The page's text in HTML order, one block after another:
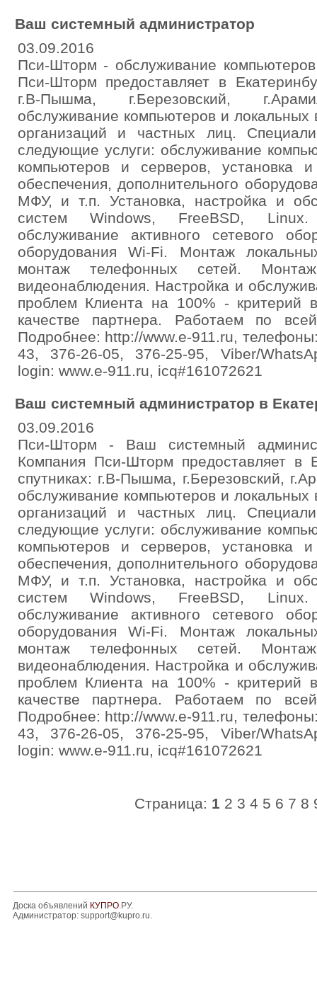
Ваш системный администратор
03.09.2016
Пси-Шторм - обслуживание
Пси-Шторм предоставляет в
г.В-Пышма, г.Березовский,
обслуживание компьютеров и локальных
организаций и частных лиц.
следующие услуги: обслуживание
компьютеров и серверов, установка и
обеспечения, дополнительного
МФУ, и т.п. Установка, настройка и
систем Windows, FreeBSD, Linux.
обслуживание активного сетевого
оборудования Wi-Fi. Монтаж
монтаж телефонных сетей.
видеонаблюдения. Настройка и
проблем Клиента на 100% - критерий
качестве партнера. Работаем по
Подробнее: http://www.e-911.ru,
43, 376-26-05, 376-25-95, Viber/
login: www.e-911.ru, icq#161072621
Ваш системный администратор в
03.09.2016
Пси-Шторм - Ваш системный
Компания Пси-Шторм предоставляет в
спутниках: г.В-Пышма, г.Березовский,
обслуживание компьютеров и локальных
организаций и частных лиц.
следующие услуги: обслуживание
компьютеров и серверов, установка и
обеспечения, дополнительного
МФУ, и т.п. Установка, настройка и
систем Windows, FreeBSD, Linux.
обслуживание активного сетевого
оборудования Wi-Fi. Монтаж
монтаж телефонных сетей.
видеонаблюдения. Настройка и
проблем Клиента на 100% - критерий
качестве партнера. Работаем по
Подробнее: http://www.e-911.ru,
43, 376-26-05, 376-25-95, Viber/
login: www.e-911.ru, icq#161072621
Страница: 1 2 3 4 5 6 7 8
Доска объявлений КУПРО.РУ.
Администратор: support@kupro.ru.